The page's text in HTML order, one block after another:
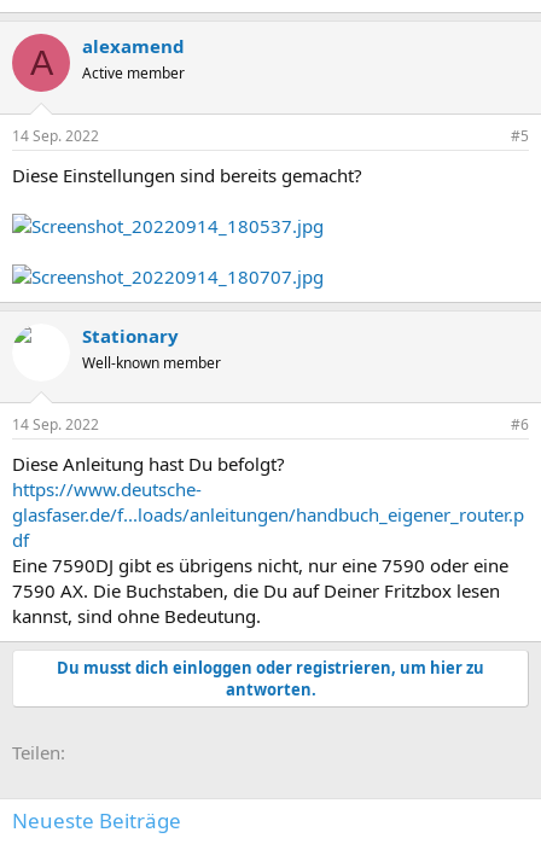
A alexamend
Active member
14 Sep. 2022 #5
Diese Einstellungen sind bereits gemacht?
Stationary
Well-known member
14 Sep. 2022 #6
Diese Anleitung hast Du befolgt?
https://www.deutsche-
glasfaser.de/f...loads/anleitungen/handbuch_eigener_router.p
df
Eine 7590DJ gibt es übrigens nicht, nur eine 7590 oder eine
7590 AX. Die Buchstaben, die Du auf Deiner Fritzbox lesen
kannst, sind ohne Bedeutung.
Du musst dich einloggen oder registrieren, um hier zu
antworten.
Teilen:
Neueste Beiträge